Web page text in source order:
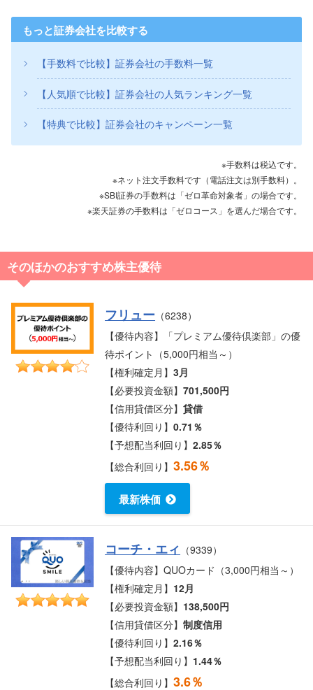
もっと証券会社を比較する
【手数料で比較】証券会社の手数料一覧
【人気順で比較】証券会社の人気ランキング一覧
【特典で比較】証券会社のキャンペーン一覧
※手数料は税込です。
※ネット注文手数料です（電話注文は別手数料）。
※SBI証券の手数料は「ゼロ革命対象者」の場合です。
※楽天証券の手数料は「ゼロコース」を選んだ場合です。
そのほかのおすすめ株主優待
フリュー （6238）
【優待内容】「プレミアム優待倶楽部」の優
待ポイント（5,000円相当～）
【権利確定月】3月
【必要投資金額】701,500円
【信用貸借区分】貸借
【優待利回り】0.71％
【予想配当利回り】2.85％
【総合利回り】3.56％
最新株価
コーチ・エィ （9339）
【優待内容】QUOカード（3,000円相当～）
【権利確定月】 12月
【必要投資金額】 138,500円
【信用貸借区分】制度信用
【優待利回り】2.16％
【予想配当利回り】 1.44％
【総合利回り】3.6％